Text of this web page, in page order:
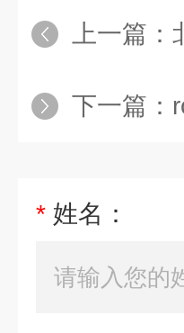
上一篇：
下一篇：
* 姓名：